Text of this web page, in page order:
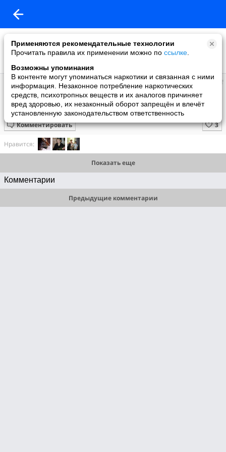
Применяются рекомендательные технологии
Прочитать правила их применении можно по ссылке
Возможны упоминания
В контенте могут упоминаться наркотики и связанная с ними
информация. Незаконное потребление наркотических
средств, психотропных веществ и их аналогов причиняет
вред здоровью, их незаконный оборот запрещён и влечёт
установленную законодательством ответственность
СВЕТ ЖИЗНИ
добавила видео
11.10.2023
Доброе утречко
Комментировать
Нравится:
Показать еще
Комментарии
Предыдущие комментарии